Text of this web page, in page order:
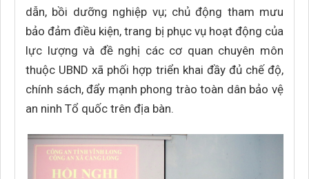
dẫn, bồi dưỡng nghiệp vụ; chủ động tham mưu
bảo đảm điều kiện, trang bị phục vụ hoạt động của
lực lượng và đề nghị các cơ quan chuyên môn
thuộc UBND xã phối hợp triển khai đầy đủ chế độ,
chính sách, đẩy mạnh phong trào toàn dân bảo vệ
an ninh Tổ quốc trên địa bàn.